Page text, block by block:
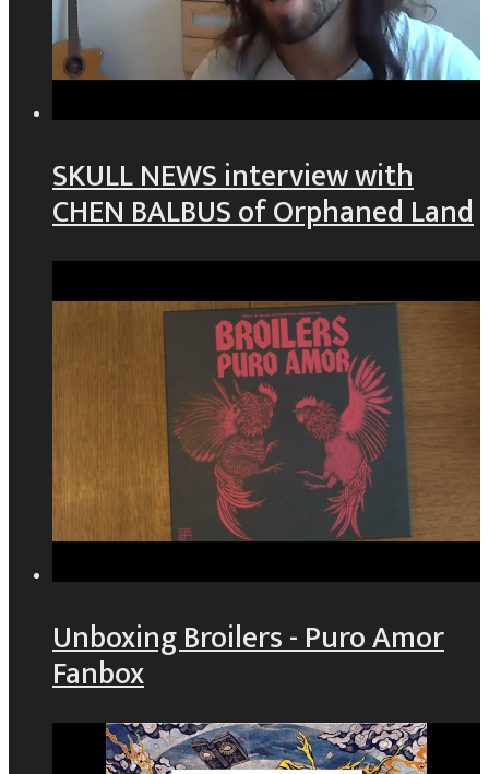
SKULL NEWS interview with
CHEN BALBUS of Orphaned Land
Unboxing Broilers - Puro Amor
Fanbox